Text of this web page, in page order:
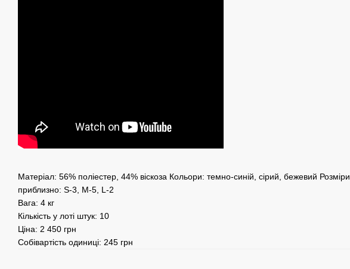
Матеріал: 56% поліестер, 44% віскоза Кольори: темно-синій, сірий, бежевий Розміри
приблизно: S-3, M-5, L-2
Вага: 4 кг
Кількість у лоті штук: 10
Ціна: 2 450 грн
Собівартість одиниці: 245 грн